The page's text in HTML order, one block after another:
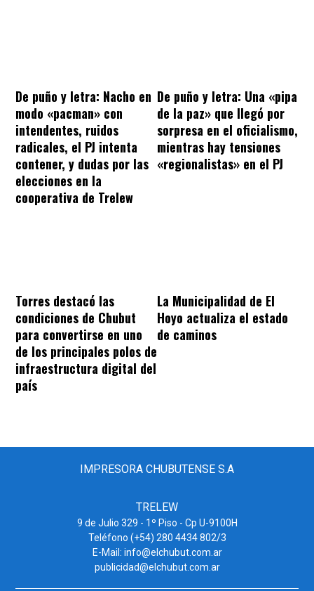
De puño y letra: Nacho en
modo «pacman» con
intendentes, ruidos
radicales, el PJ intenta
contener, y dudas por las
elecciones en la
cooperativa de Trelew
De puño y letra: Una «pipa
de la paz» que llegó por
sorpresa en el oficialismo,
mientras hay tensiones
«regionalistas» en el PJ
Torres destacó las
condiciones de Chubut
para convertirse en uno
de los principales polos de
infraestructura digital del
país
La Municipalidad de El
Hoyo actualiza el estado
de caminos
IMPRESORA CHUBUTENSE S.A
TRELEW
9 de Julio 329 - 1º Piso - Cp U-9100H
Teléfono (+54) 280 4434 802/3
E-Mail: info@elchubut.com.ar
publicidad@elchubut.com.ar